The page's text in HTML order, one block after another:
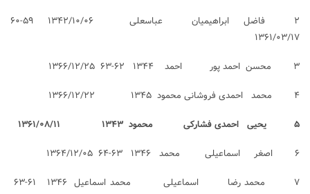
۲ فاضل ابراهیمیان عباسعلی ۱۳۴۲/۱۰/۰۶ ۵۹-۶۰
۱۳۶۱/۰۳/۱۷
۳ محسن احمد پور احمد ۱۳۴۴ ۶۲-۶۳ ۱۳۶۶/۱۲/۲۵
۴ محمد احمدی فروشانی محمود ۱۳۴۵ ۱۳۶۶/۱۲/۲۲
۵ یحیی احمدی فشارکی محمود ۱۳۴۳ ۱۳۶۱/۰۸/۱۱
۶ اصغر اسماعیلی محمد ۱۳۴۶ ۶۳-۶۴ ۱۳۶۴/۱۲/۰۵
۷ محمد رضا اسماعیلی محمد اسماعیل ۱۳۴۶ ۶۱-۶۳